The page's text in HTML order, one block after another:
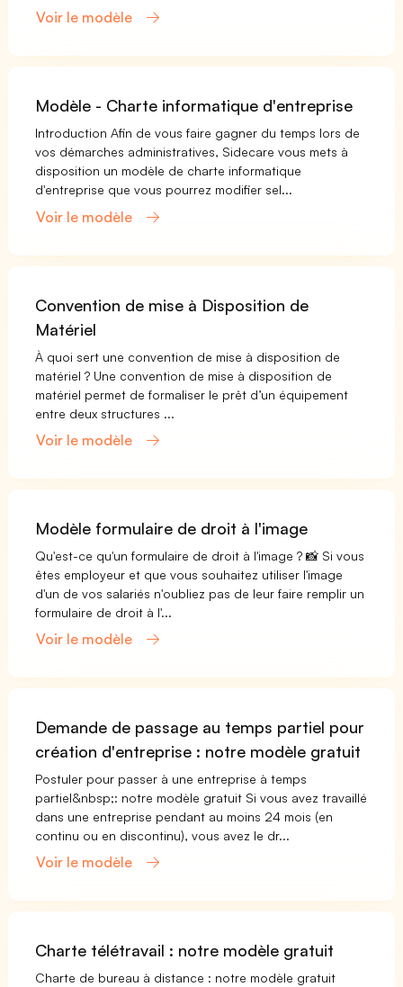
Voir le modèle
Modèle - Charte informatique d'entreprise
Introduction Afin de vous faire gagner du temps lors de
vos démarches administratives, Sidecare vous mets à
disposition un modèle de charte informatique
d'entreprise que vous pourrez modifier sel...
Voir le modèle
Convention de mise à Disposition de
Matériel
À quoi sert une convention de mise à disposition de
matériel ? Une convention de mise à disposition de
matériel permet de formaliser le prêt d’un équipement
entre deux structures ...
Voir le modèle
Modèle formulaire de droit à l'image
Qu'est-ce qu'un formulaire de droit à l'image ? 📸 Si vous
êtes employeur et que vous souhaitez utiliser l'image
d'un de vos salariés n'oubliez pas de leur faire remplir un
formulaire de droit à l'...
Voir le modèle
Demande de passage au temps partiel pour
création d'entreprise : notre modèle gratuit
Postuler pour passer à une entreprise à temps
partiel&nbsp;: notre modèle gratuit Si vous avez travaillé
dans une entreprise pendant au moins 24 mois (en
continu ou en discontinu), vous avez le dr...
Voir le modèle
Charte télétravail : notre modèle gratuit
Charte de bureau à distance : notre modèle gratuit